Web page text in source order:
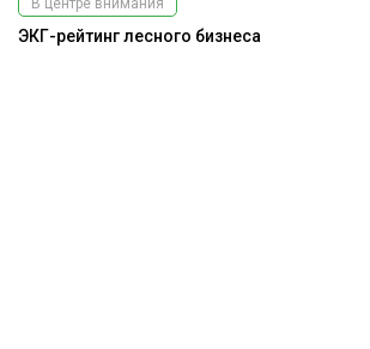
В центре внимания
ЭКГ-рейтинг лесного бизнеса